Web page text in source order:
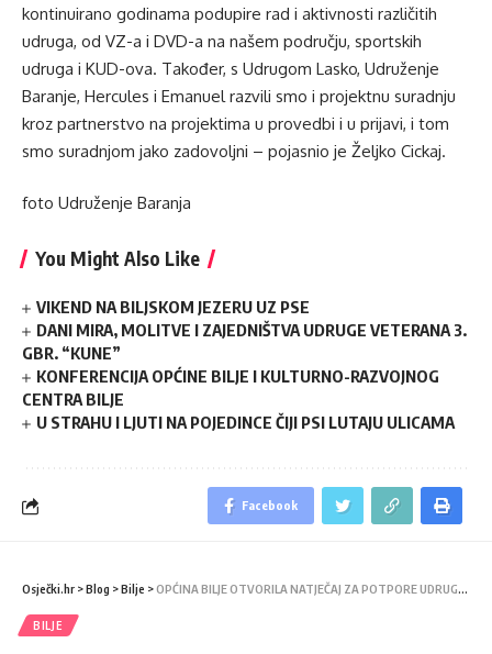
kontinuirano godinama podupire rad i aktivnosti različitih
udruga, od VZ-a i DVD-a na našem području, sportskih
udruga i KUD-ova. Također, s Udrugom Lasko, Udruženje
Baranje, Hercules i Emanuel razvili smo i projektnu suradnju
kroz partnerstvo na projektima u provedbi i u prijavi, i tom
smo suradnjom jako zadovoljni – pojasnio je Željko Cickaj.
foto Udruženje Baranja
You Might Also Like
VIKEND NA BILJSKOM JEZERU UZ PSE
DANI MIRA, MOLITVE I ZAJEDNIŠTVA UDRUGE VETERANA 3.
GBR. “KUNE”
KONFERENCIJA OPĆINE BILJE I KULTURNO-RAZVOJNOG
CENTRA BILJE
U STRAHU I LJUTI NA POJEDINCE ČIJI PSI LUTAJU ULICAMA
Facebook
Osječki.hr >Blog >Bilje >OPĆINA BILJE OTVORILA NATJEČAJ ZA POTPORE UDRUGAMA
BILJE